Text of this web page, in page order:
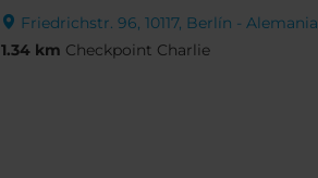
Friedrichstr. 96, 10117, Berlín - Alemania
1.34 km Checkpoint Charlie